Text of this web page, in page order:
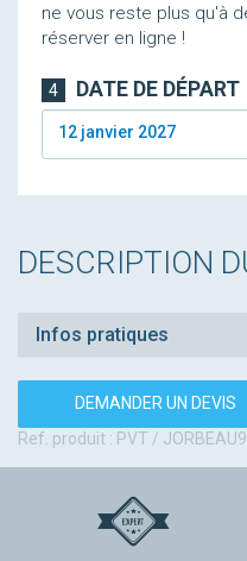
ne vous reste plus qu'à
réserver en ligne !
4 DATE DE DÉPART
12 janvier 2027
DESCRIPTION
Infos pratiques
DEMANDER UN DEVIS
Ref. produit : PVT / JORBEAU9